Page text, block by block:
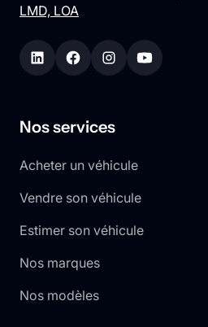
LMD, LOA
Nos services
Acheter un véhicule
Vendre son véhicule
Estimer son véhicule
Nos marques
Nos modèles